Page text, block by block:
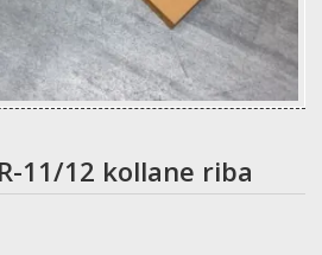
11/12 kollane riba